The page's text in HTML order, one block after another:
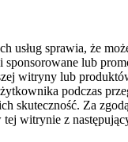
usług sprawia, że
sponsorowane lub
witryny lub
podczas
skuteczność. Za
witrynie z